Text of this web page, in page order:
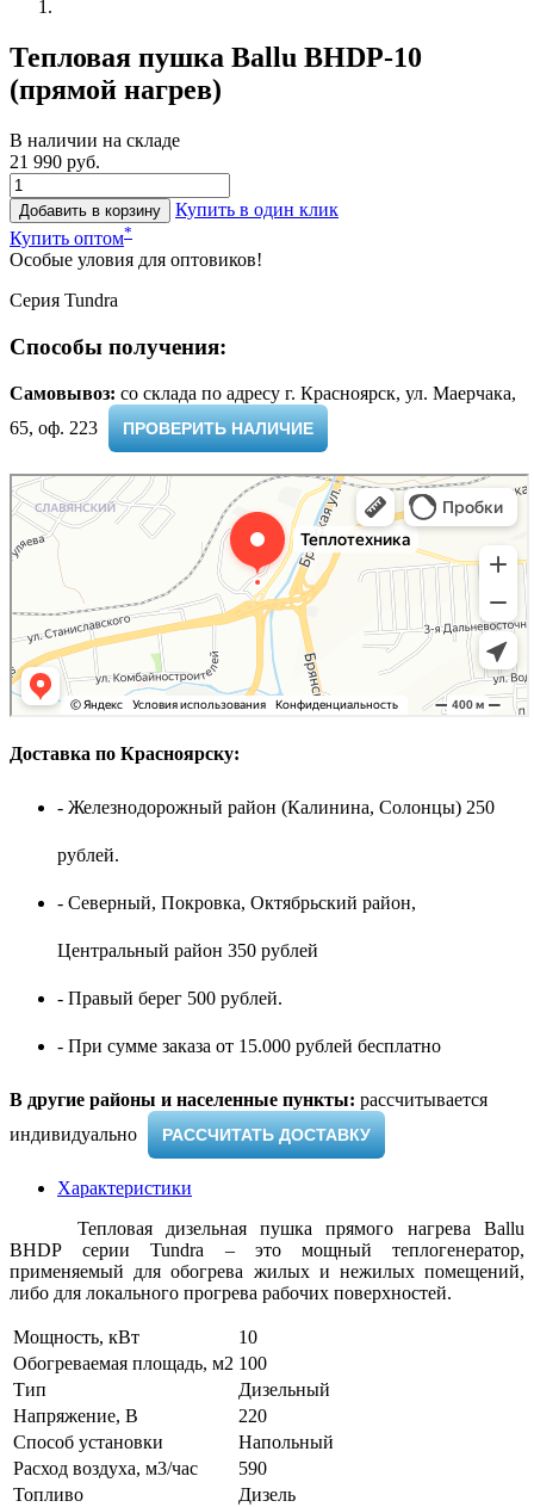
Тепловая пушка Ballu BHDP-10
(прямой нагрев)
В наличии на складе
21 990 руб.
Добавить в корзину
Купить в один клик
Купить оптом*
Особые уловия для оптовиков!
Серия Tundra
Способы получения:
Самовывоз: cо склада по адресу г. Красноярск, ул. Маерчака,
65, оф. 223 ​
ПРОВЕРИТЬ НАЛИЧИЕ
Доставка по Красноярску:
- Железнодорожный район (Калинина, Солонцы) 250
рублей.
- Северный, Покровка, Октябрьский район,
Центральный район 350 рублей
- Правый берег 500 рублей.
- При сумме заказа от 15.000 рублей бесплатно
В другие районы и населенные пункты: рассчитывается
индивидуально ​
РАССЧИТАТЬ ДОСТАВКУ
Характеристики
Тепловая дизельная пушка прямого нагрева Ballu
BHDP серии Tundra – это мощный теплогенератор,
применяемый для обогрева жилых и нежилых помещений,
либо для локального прогрева рабочих поверхностей.
Мощность, кВт
10
Обогреваемая площадь, м2 100
Тип
Дизельный
Напряжение, В
220
Способ установки
Напольный
Расход воздуха, м3/час
590
Топливо
Дизель